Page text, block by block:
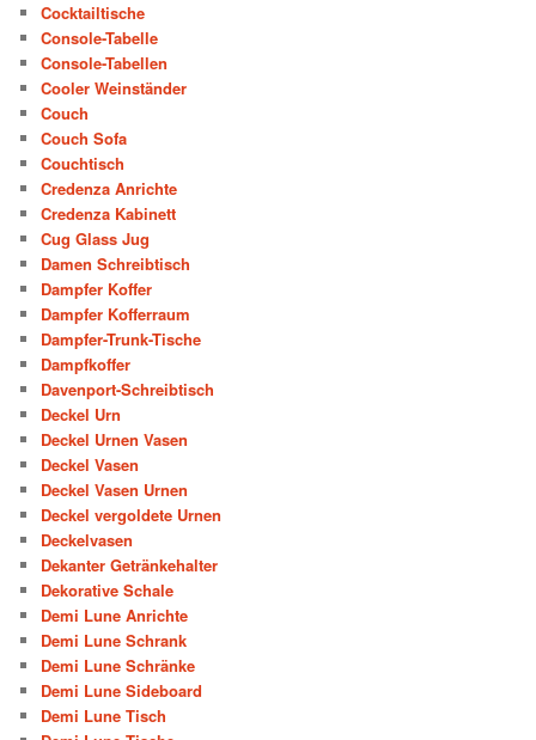
Cocktailtische
Console-Tabelle
Console-Tabellen
Cooler Weinständer
Couch
Couch Sofa
Couchtisch
Credenza Anrichte
Credenza Kabinett
Cug Glass Jug
Damen Schreibtisch
Dampfer Koffer
Dampfer Kofferraum
Dampfer-Trunk-Tische
Dampfkoffer
Davenport-Schreibtisch
Deckel Urn
Deckel Urnen Vasen
Deckel Vasen
Deckel Vasen Urnen
Deckel vergoldete Urnen
Deckelvasen
Dekanter Getränkehalter
Dekorative Schale
Demi Lune Anrichte
Demi Lune Schrank
Demi Lune Schränke
Demi Lune Sideboard
Demi Lune Tisch